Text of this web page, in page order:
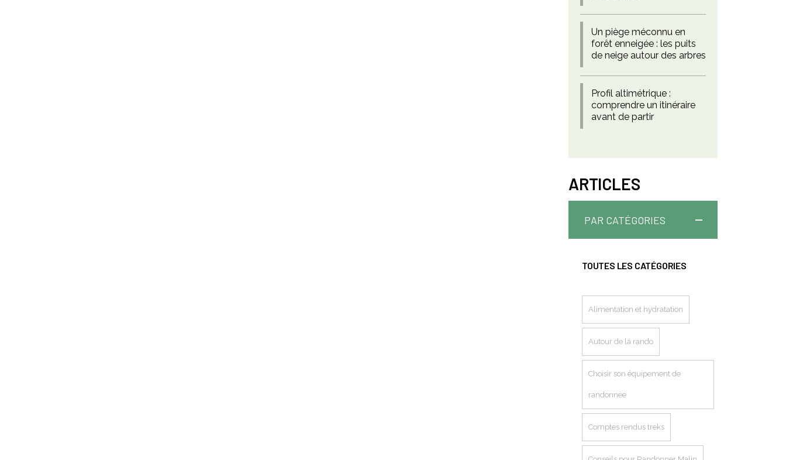
Un piège méconnu en
forêt enneigée : les puits
de neige autour des arbres
Profil altimétrique :
comprendre un itinéraire
avant de partir
ARTICLES
PAR CATÉGORIES
TOUTES LES CATÉGORIES
Alimentation et hydratation
Autour de la rando
Choisir son équipement de
randonnée
Comptes rendus treks